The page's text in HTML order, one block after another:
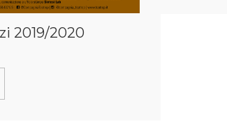
2019/2020